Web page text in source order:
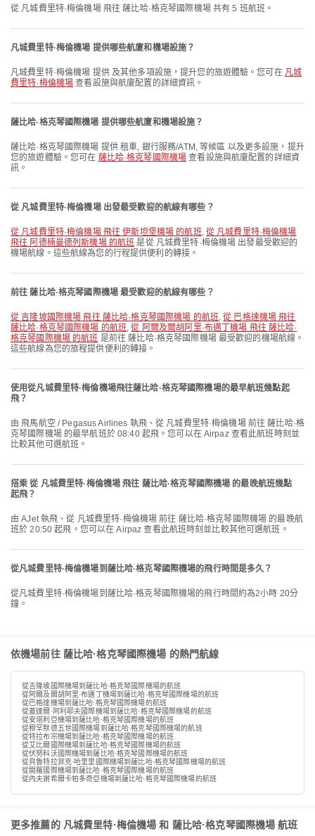
從 凡城費里特·梅倫機場 飛往 薩比哈·格克琴國際機場 共有 5 班航班。
凡城費里特·梅倫機場 提供哪些航廈和機場設施？
凡城費里特·梅倫機場 提供 及其他多項設施，提升您的旅遊體驗。您可在 凡城
費里特·梅倫機場 查看設施與航廈配置的詳細資訊。
薩比哈·格克琴國際機場 提供哪些航廈和機場設施？
薩比哈·格克琴國際機場 提供 租車, 銀行服務/ATM, 等候區 以及更多設施，提升
您的旅遊體驗。您可在 薩比哈·格克琴國際機場 查看設施與航廈配置的詳細資
訊。
從 凡城費里特·梅倫機場 出發最受歡迎的航線有哪些？
從 凡城費里特·梅倫機場 飛往 伊斯坦堡機場 的航班, 從 凡城費里特·梅倫機場
飛往 阿德楠曼德列斯機場 的航班 是從 凡城費里特·梅倫機場 出發最受歡迎的
機場航線。這些航線為您的行程提供便利的轉接。
前往 薩比哈·格克琴國際機場 最受歡迎的航線有哪些？
從 吉隆坡國際機場 飛往 薩比哈·格克琴國際機場 的航班,從 巴格達機場 飛往
薩比哈·格克琴國際機場 的航班,從 阿爾及爾胡阿里·布邁丁機場 飛往 薩比哈·
格克琴國際機場 的航班 是前往 薩比哈·格克琴國際機場 最受歡迎的機場航線。
這些航線為您的旅程提供便利的轉接。
使用從凡城費里特·梅倫機場飛往薩比哈·格克琴國際機場的最早航班幾點起
飛？
由 飛馬航空 / Pegasus Airlines 執飛、從 凡城費里特·梅倫機場 前往 薩比哈·格
克琴國際機場 的最早航班於 08:40 起飛。您可以在 Airpaz 查看此航班時刻並
比較其他可選航班。
搭乘 從 凡城費里特·梅倫機場 飛往 薩比哈·格克琴國際機場 的最晚航班幾點
起飛？
由 AJet 執飛、從 凡城費里特·梅倫機場 前往 薩比哈·格克琴國際機場 的最晚航
班於 20:50 起飛。您可以在 Airpaz 查看此航班時刻並比較其他可選航班。
從凡城費里特·梅倫機場到薩比哈·格克琴國際機場的飛行時間是多久？
從凡城費里特·梅倫機場到薩比哈·格克琴國際機場的飛行時間約為2小時 20分
鐘。
依機場前往 薩比哈·格克琴國際機場 的熱門航線
從吉隆坡國際機場到薩比哈·格克琴國際機場的航班
從阿爾及爾胡阿里·布邁丁機場到薩比哈·格克琴國際機場的航班
從巴格達機場到薩比哈·格克琴國際機場的航班
從蓋達爾·阿利耶夫國際機場到薩比哈·格克琴國際機場的航班
從安塔利亞機場到薩比哈·格克琴國際機場的航班
從穆罕默德五世國際機場到薩比哈·格克琴國際機場的航班
從特拉布宗機場到薩比哈·格克琴國際機場的航班
從艾比爾國際機場到薩比哈·格克琴國際機場的航班
從伏努科沃國際機場到薩比哈·格克琴國際機場的航班
從貝魯特拉菲克·哈里里國際機場到薩比哈·格克琴國際機場的航班
從開羅國際機場到薩比哈·格克琴國際機場的航班
從內夫謝希爾卡帕多奇亞機場到薩比哈·格克琴國際機場的航班
更多推薦的 凡城費里特·梅倫機場 和 薩比哈·格克琴國際機場 航班